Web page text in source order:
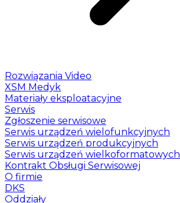
Rozwiązania Video
XSM Medyk
Materiały eksploatacyjne
Serwis
Zgłoszenie serwisowe
Serwis urządzeń wielofunkcyjnych
Serwis urządzeń produkcyjnych
Serwis urządzeń wielkoformatowych
Kontrakt Obsługi Serwisowej
O firmie
DKS
Oddziały